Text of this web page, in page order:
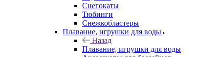
Снегокаты
Тюбинги
Снежкобластеры
Плавание, игрушки для воды
Назад
Плавание, игрушки для воды